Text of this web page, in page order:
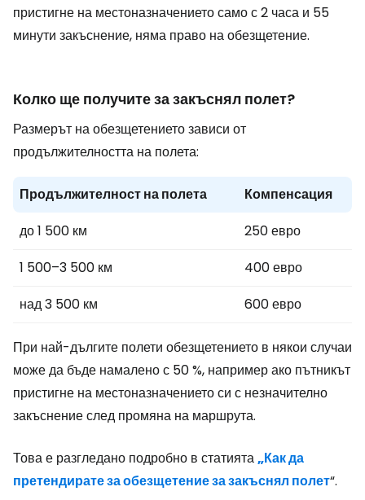
пристигне на местоназначението само с 2 часа и 55
минути закъснение, няма право на обезщетение.
Колко ще получите за закъснял полет?
Размерът на обезщетението зависи от
продължителността на полета:
Продължителност на полета
Компенсация
до 1 500 км
250 евро
1 500–3 500 км
400 евро
над 3 500 км
600 евро
При най-дългите полети обезщетението в някои случаи
може да бъде намалено с 50 %, например ако пътникът
пристигне на местоназначението си с незначително
закъснение след промяна на маршрута.
Това е разгледано подробно в статията„Как да
претендирате за обезщетение за закъснял полет“.